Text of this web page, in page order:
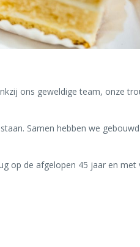
ons geweldige team, onze
Samen hebben we
op de afgelopen 45 jaar en